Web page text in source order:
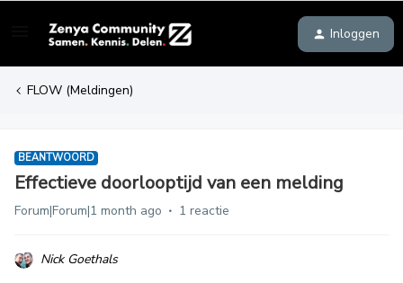
Inloggen
FLOW (Meldingen)
BEANTWOORD
Effectieve doorlooptijd van een melding
Forum|Forum|1 month ago 1 reactie
Nick Goethals